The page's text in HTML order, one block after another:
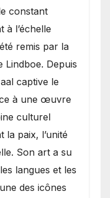
constant
à l’échelle
remis par la
Lindboe. Depuis
captive le
à une œuvre
culturel
paix, l’unité
Son art a su
langues et les
des icônes